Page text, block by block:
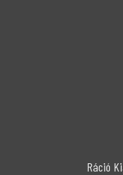
Ráció